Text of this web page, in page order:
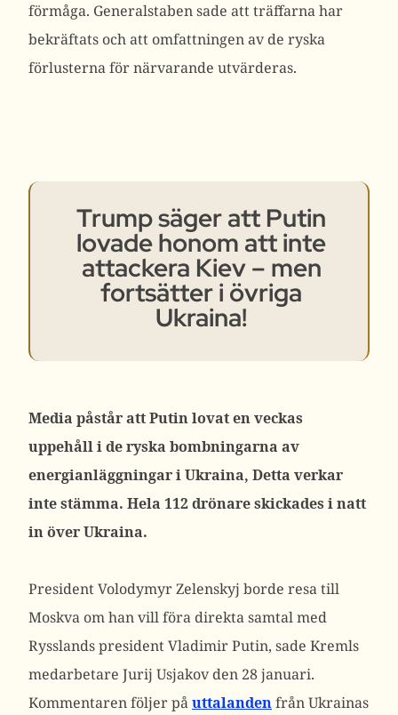
förmåga. Generalstaben sade att träffarna har
bekräftats och att omfattningen av de ryska
förlusterna för närvarande utvärderas.
Trump säger att Putin
lovade honom att inte
attackera Kiev – men
fortsätter i övriga
Ukraina!
Media påstår att Putin lovat en veckas
uppehåll i de ryska bombningarna av
energianläggningar i Ukraina, Detta verkar
inte stämma. Hela 112 drönare skickades i natt
in över Ukraina.
President Volodymyr Zelenskyj borde resa till
Moskva om han vill föra direkta samtal med
Rysslands president Vladimir Putin, sade Kremls
medarbetare Jurij Usjakov den 28 januari.
Kommentaren följer påuttalandenfrån Ukrainas